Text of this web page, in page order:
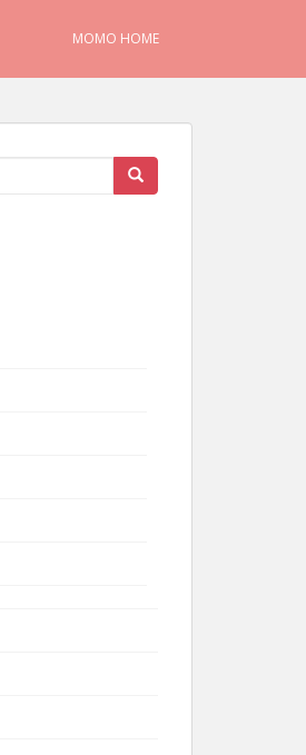
MOMO HOME